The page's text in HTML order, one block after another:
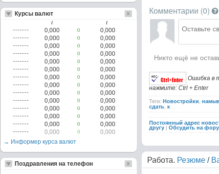
Комментарии (0)
Никто ещё не
Ошибка в
нажмите: Ctrl + Enter
Теги: Новостройки
сдать к
Постоянный адрес
другу | Обсудить на
Работа. Резюме /
Курсы валют
/ /
0,000 0
0,000
0,000
0
0,000
0,000
0
0,000
0,000
0
0,000
0,000
0
0,000
0,000
0
0,000
0,000
0
0,000
0,000
0
0,000
0,000
0
0,000
0,000
0
0,000
0,000
0
0,000
0,000
0
0,000
0,000
0
0,000
0,000
0
0,000
→ Информер курса валют
Поздравления на телефон